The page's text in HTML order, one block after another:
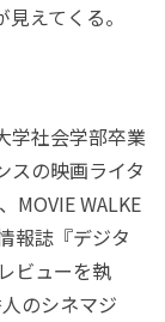
えてくる。
学社会学部卒業
スの映画ライタ
MOVIE WALKE
報誌『デジタ
ビューを執
のシネマジ